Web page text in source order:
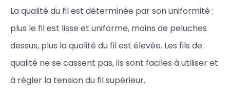
La qualité du fil est déterminée par son uniformité :
plus le fil est lisse et uniforme, moins de peluches
dessus, plus la qualité du fil est élevée. Les fils de
qualité ne se cassent pas, ils sont faciles à utiliser et
à régler la tension du fil supérieur.